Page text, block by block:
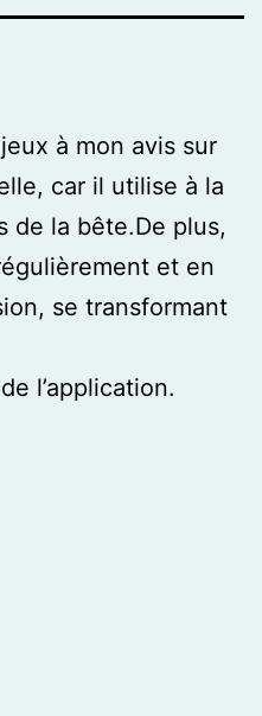
à mon avis sur
car il utilise à la
de la bête.De plus,
et en
se transformant
l’application.